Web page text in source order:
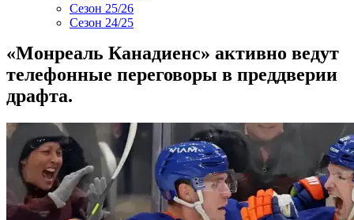
Сезон 25/26
Сезон 24/25
«Монреаль Канадиенс» активно ведут
телефонные переговоры в преддверии
драфта.